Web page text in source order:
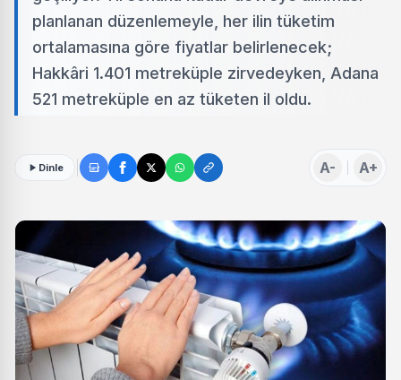
planlanan düzenlemeyle, her ilin tüketim
ortalamasına göre fiyatlar belirlenecek;
Hakkâri 1.401 metreküple zirvedeyken, Adana
521 metreküple en az tüketen il oldu.
Dinle A- A+